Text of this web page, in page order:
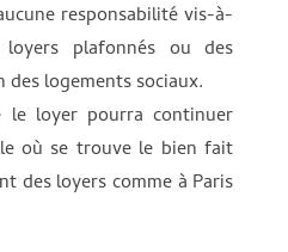
responsabilité vis-à-
plafonnés ou des
logements sociaux.
loyer pourra continuer
où se trouve le bien fait
des loyers comme à Paris